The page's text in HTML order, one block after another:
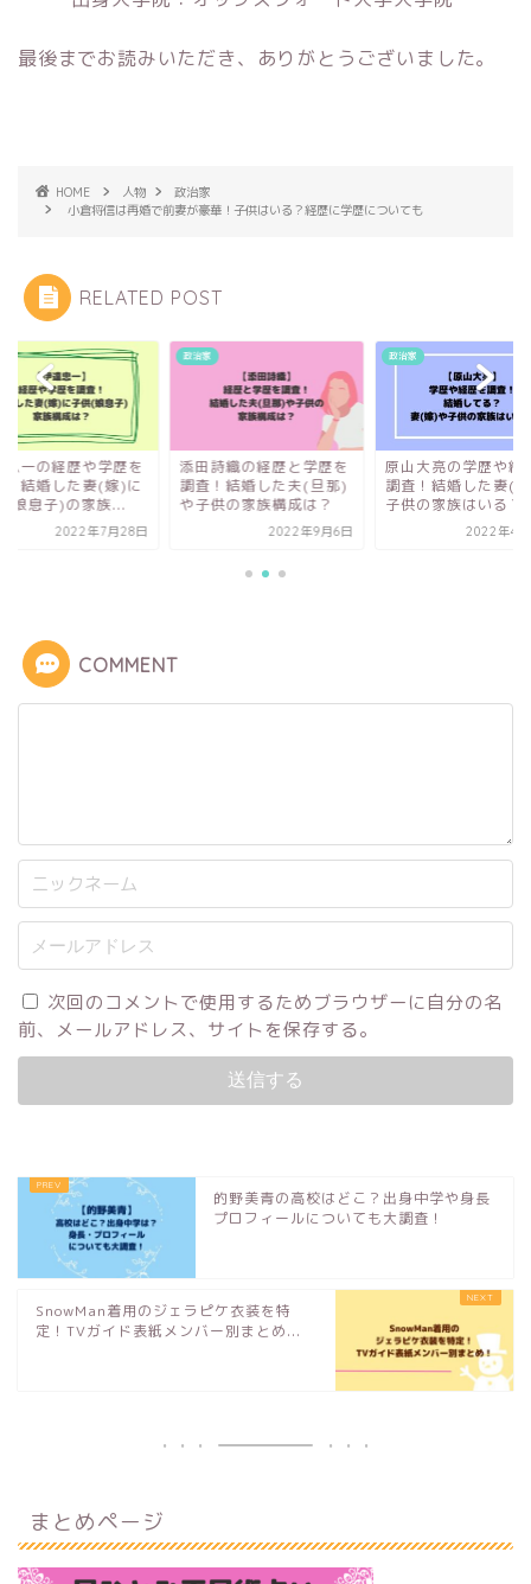
最後までお読みいただき、ありがとうございました。
HOME 人物
政治家
小倉将信は再婚で前妻が豪華！子供はいる？経歴に学歴についても
RELATED POST
忠一の経歴や学歴を
！結婚した妻(嫁)に
(娘息子)の家族...
2022年7月28日
政治家
添田詩織の経歴と学歴を
調査！結婚した夫(旦那)
や子供の家族構成は？
2022年9月6日
政治家
原山大亮の学歴や経
調査！結婚した妻(
子供の家族はいる？
2022年4
COMMENT
次回のコメントで使用するためブラウザーに自分の名
前、メールアドレス、サイトを保存する。
的野美青の高校はどこ？出身中学や身長
プロフィールについても大調査！
SnowMan着用のジェラピケ衣装を特
定！TVガイド表紙メンバー別まとめ...
まとめページ